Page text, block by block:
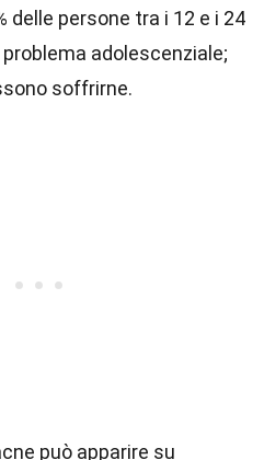
delle persone tra i 12 e i 24
adolescenziale;
soffrirne.
può apparire su